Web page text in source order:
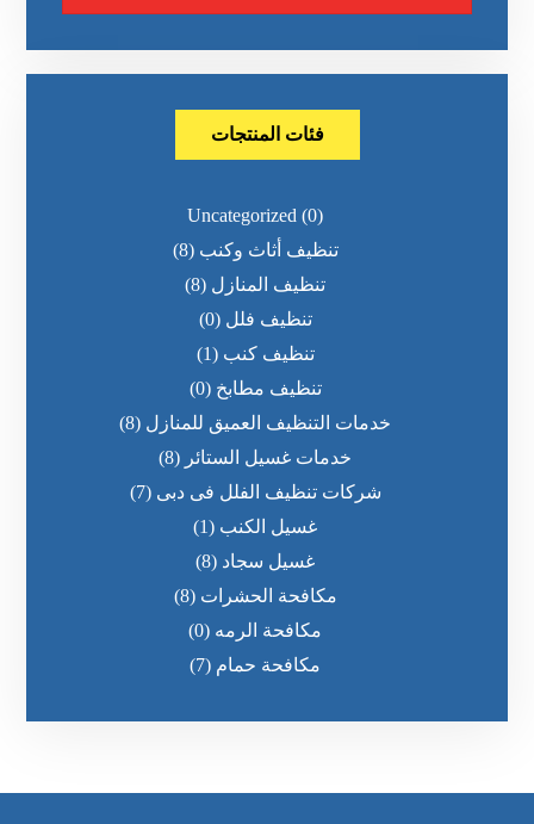
فئات المنتجات
Uncategorized (0)
تنظيف أثاث وكنب (8)
تنظيف المنازل (8)
تنظيف فلل (0)
تنظيف كنب (1)
تنظيف مطابخ (0)
خدمات التنظيف العميق للمنازل (8)
خدمات غسيل الستائر (8)
شركات تنظيف الفلل فى دبى (7)
غسيل الكنب (1)
غسيل سجاد (8)
مكافحة الحشرات (8)
مكافحة الرمه (0)
مكافحة حمام (7)